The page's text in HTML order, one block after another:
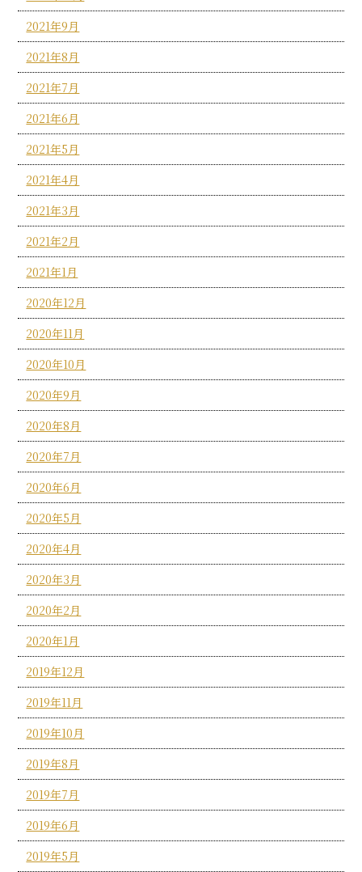
2021年9月
2021年8月
2021年7月
2021年6月
2021年5月
2021年4月
2021年3月
2021年2月
2021年1月
2020年12月
2020年11月
2020年10月
2020年9月
2020年8月
2020年7月
2020年6月
2020年5月
2020年4月
2020年3月
2020年2月
2020年1月
2019年12月
2019年11月
2019年10月
2019年8月
2019年7月
2019年6月
2019年5月